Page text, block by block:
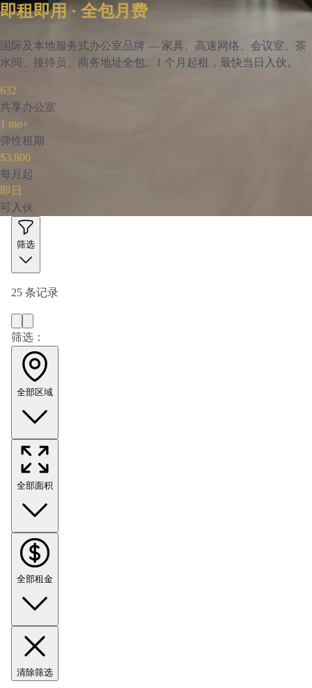
即租即用 · 全包月费
国际及本地服务式办公室品牌 — 家具、高速网络、会议室、茶
水间、接待员、商务地址全包。1 个月起租，最快当日入伙。
632
共享办公室
1 mo+
弹性租期
$3,800
每月起
即日
可入伙
筛选
25 条记录
筛选：
全部区域
全部面积
全部租金
清除筛选